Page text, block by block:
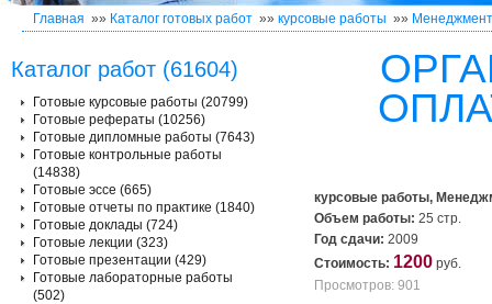
Главная »» Каталог готовых работ »» курсовые работы »» Менеджмент
курсовые работы,
Объем работы: 25 стр.
Год сдачи: 2009
Стоимость: 1200 руб.
Просмотров: 901
Каталог работ (61604)
Готовые курсовые работы (20799)
Готовые рефераты (10256)
Готовые дипломные работы (7643)
Готовые контрольные работы
(14838)
Готовые эссе (665)
Готовые отчеты по практике (1840)
Готовые доклады (724)
Готовые лекции (323)
Готовые презентации (429)
Готовые лабораторные работы
(502)